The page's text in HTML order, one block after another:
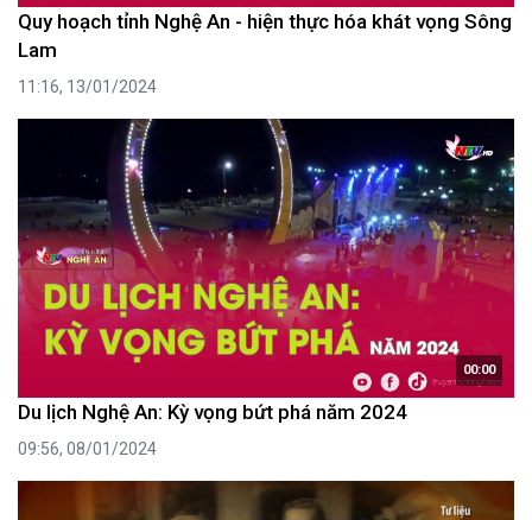
Quy hoạch tỉnh Nghệ An - hiện thực hóa khát vọng Sông
Lam
11:16, 13/01/2024
00:00
Du lịch Nghệ An: Kỳ vọng bứt phá năm 2024
09:56, 08/01/2024